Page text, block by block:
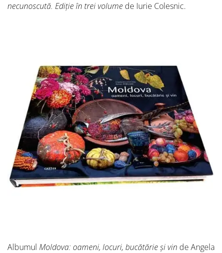
necunoscută. Ediție în trei volume de Iurie Colesnic.
Albumul Moldova: oameni, locuri, bucătărie și vin de Angela